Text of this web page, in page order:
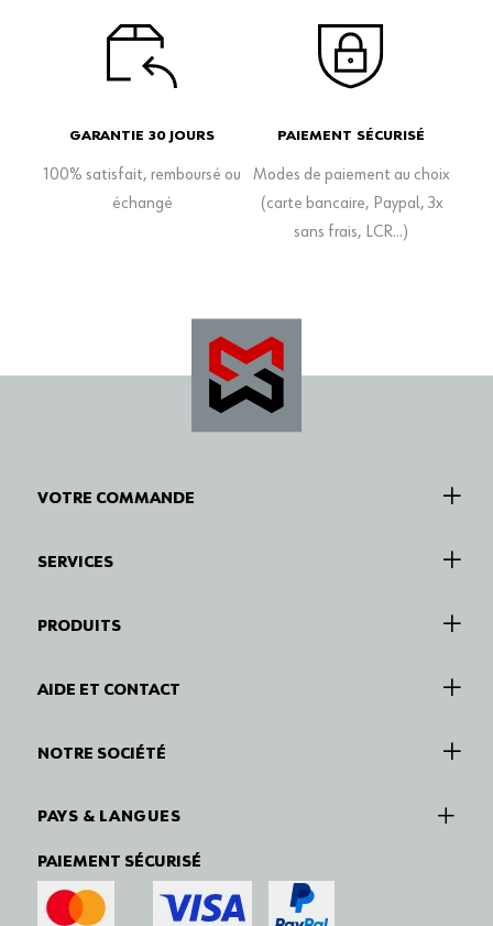
GARANTIE 30 JOURS
100% satisfait, remboursé ou
échangé
PAIEMENT SÉCURISÉ
Modes de paiement au choix
(carte bancaire, Paypal, 3x
sans frais, LCR…)
VOTRE COMMANDE
SERVICES
PRODUITS
AIDE ET CONTACT
NOTRE SOCIÉTÉ
PAYS & LANGUES
PAIEMENT SÉCURISÉ